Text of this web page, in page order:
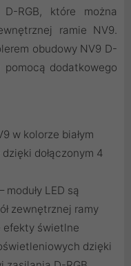
D-RGB, które można
ramie NV9.
obudowy NV9 D-
dodatkowego
w kolorze białym
dołączonym 4
LED są
zewnętrznej ramy
efekty świetlne
dzięki